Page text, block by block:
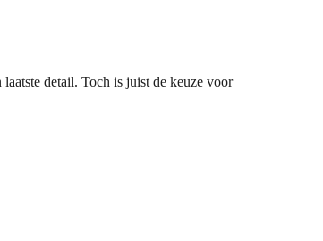
detail. Toch is juist de keuze voor